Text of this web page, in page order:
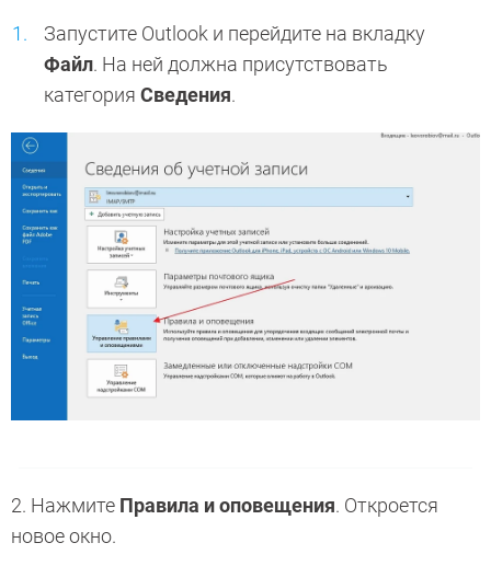
Запустите Outlook и перейдите на вкладку
Файл. На ней должна присутствовать
категория Сведения.
2. Нажмите Правила и оповещения. Откроется
новое окно.